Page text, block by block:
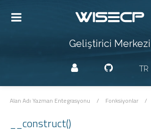
Geliştirici Merkezi
TR
Alan Adı Yazman Entegrasyonu / Fonksiyonlar /
__construct()